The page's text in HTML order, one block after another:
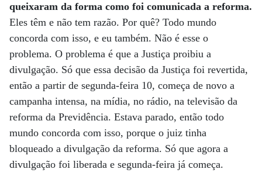
queixaram da forma como foi comunicada a reforma.
Eles têm e não tem razão. Por quê? Todo mundo
concorda com isso, e eu também. Não é esse o
problema. O problema é que a Justiça proibiu a
divulgação. Só que essa decisão da Justiça foi revertida,
então a partir de segunda-feira 10, começa de novo a
campanha intensa, na mídia, no rádio, na televisão da
reforma da Previdência. Estava parado, então todo
mundo concorda com isso, porque o juiz tinha
bloqueado a divulgação da reforma. Só que agora a
divulgação foi liberada e segunda-feira já começa.